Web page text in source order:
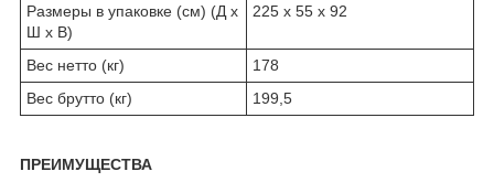
Размеры в упаковке (см) (Д х
Ш х В)
225 х 55 х 92
Вес нетто (кг)
178
Вес брутто (кг)
199,5
ПРЕИМУЩЕСТВА